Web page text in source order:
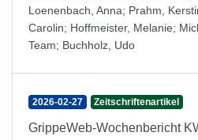
Loenenbach, Anna; Prahm,
Carolin; Hoffmeister, Melanie;
Team; Buchholz, Udo
2026-02-27 Zeitschriftenartikel
GrippeWeb-Wochenbericht